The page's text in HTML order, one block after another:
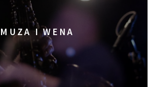
MUZA I WENA